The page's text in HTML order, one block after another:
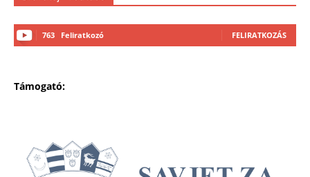
763 Feliratkozó FELIRATKOZÁS
Támogató: